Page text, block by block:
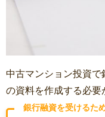
中古マンション投資で
の資料を作成する必要
銀行融資を受けるた